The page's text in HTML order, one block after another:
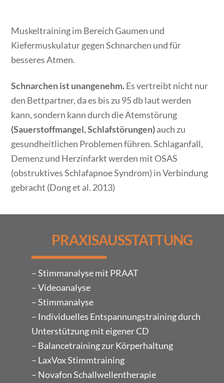
Muskeltraining im Bereich Gaumen und
Kiefermuskulatur gegen Schnarchen und für
besseres Atmen.
Schnarchen ist unangenehm.Es vertreibt nicht nur
den Bettpartner, da es bis zu 95 db laut werden
kann, sondern kann durch die Atemstörung
(Sauerstoffmangel, Schlafstörungen)auch zu
gesundheitlichen Problemen führen. Schlaganfall,
Demenz und Herzinfarkt werden mit OSAS
(obstruktives Schlafapnoe Syndrom) in Verbindung
gebracht (Dong et al. 2013)
PRAXISAUSSTATTUNG
– Stimmanalyse mit PRAAT
– Videoanalyse
– Stimmanalyse
– Individuelles Entspannungstraining durch
Unterstützung mit eigener CD
– Balancetraining zur Körperhaltung
– LaxVox Stimmtraining
– Novafon Schallwellentherapie